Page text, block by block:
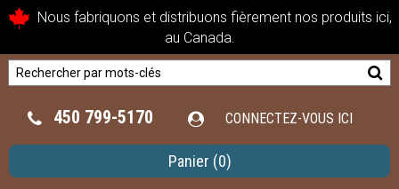
Nous fabriquons et distribuons fièrement nos produits ici,
au Canada.
450 799-5170 CONNECTEZ-VOUS ICI
Panier (0)